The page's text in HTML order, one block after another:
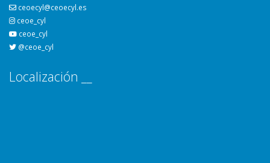
ceoecyl@ceoecyl.es
ceoe_cyl
ceoe_cyl
@ceoe_cyl
Localización __